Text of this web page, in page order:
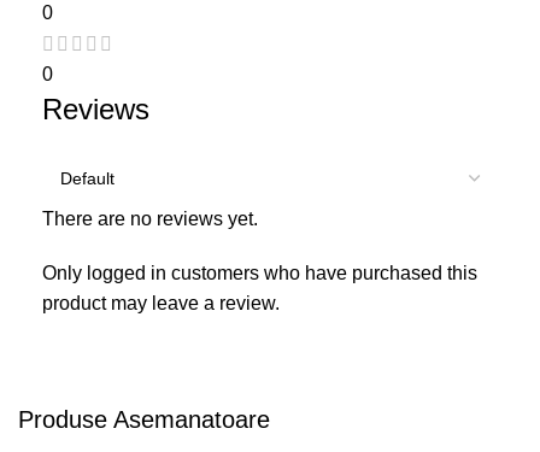
0
0
Reviews
There are no reviews yet.
Only logged in customers who have purchased this
product may leave a review.
Produse Asemanatoare